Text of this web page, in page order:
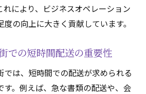
れにより、ビジネスオペレーション
の向上に大きく貢献しています。
での短時間配送の重要性
では、短時間での配送が求められる
す。例えば、急な書類の配送や、会